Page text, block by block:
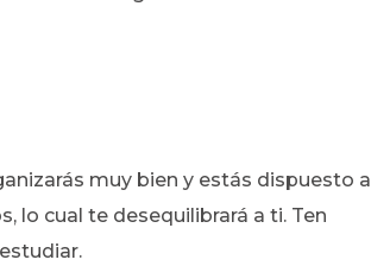
muy bien y estás dispuesto a
lo cual te desequilibrará a ti. Ten